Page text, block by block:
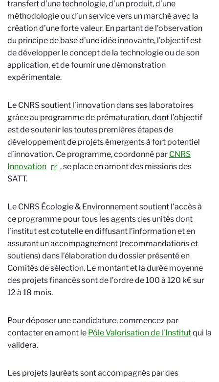
transfert d’une technologie, d’un produit, d’une
méthodologie ou d’un service vers un marché avec la
création d’une forte valeur. En partant de l’observation
du principe de base d’une idée innovante, l’objectif est
de développer le concept de la technologie ou de son
application, et de fournir une démonstration
expérimentale.
Le CNRS soutient l’innovation dans ses laboratoires
grâce au programme de prématuration, dont l’objectif
est de soutenir les toutes premières étapes de
développement de projets émergents à fort potentiel
d’innovation. Ce programme,coordonné par CNRS
Innovation
,se place en amont des missions des
SATT.
Le CNRS Écologie & Environnementsoutient l’accès à
ce programme pour tous les agents des unités dont
l’institut est cotutelle en diffusant l’information et en
assurant un accompagnement (recommandations et
soutiens) dans l’élaboration du dossier présenté en
Comités de sélection. Le montant et la durée moyenne
des projets financés sont de l’ordre de 100 à 120 k€ sur
12 à 18 mois.
Pour déposer une candidature, commencez par
contacter en amont le Pôle Valorisation de l’Institutqui la
validera.
Les projets lauréats sont accompagnés par des